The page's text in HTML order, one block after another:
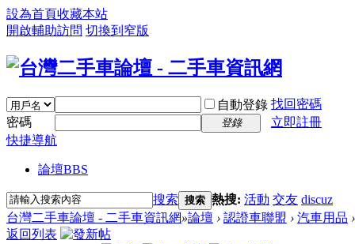
設為首頁收藏本站
開啟輔助訪問 切換到窄版
自動登錄 找回密碼
密碼
登錄
立即註冊
快捷導航
論壇BBS
搜索 搜索 熱搜: 活動 交友 discuz
台灣二手車論壇 - 二手車資訊網»論壇 › 認證車聯盟 › 汽車用品 ›
返回列表